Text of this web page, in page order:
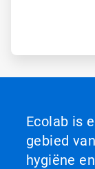
Ecolab is
gebied
hygiëne